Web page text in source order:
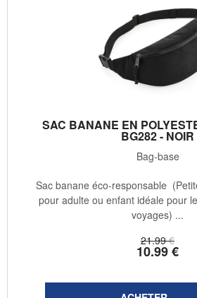
SAC BANANE EN
BG282 - NOIR
Bag-base
21.99 €
10.99€
Sac banane éco-responsable
pour adulte ou enfant idéale pour
voyages) ...